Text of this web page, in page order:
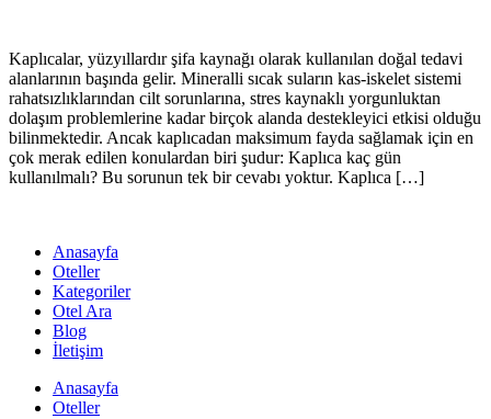
Kaplıcalar, yüzyıllardır şifa kaynağı olarak kullanılan doğal tedavi
alanlarının başında gelir. Mineralli sıcak suların kas-iskelet sistemi
rahatsızlıklarından cilt sorunlarına, stres kaynaklı yorgunluktan
dolaşım problemlerine kadar birçok alanda destekleyici etkisi olduğu
bilinmektedir. Ancak kaplıcadan maksimum fayda sağlamak için en
çok merak edilen konulardan biri şudur: Kaplıca kaç gün
kullanılmalı? Bu sorunun tek bir cevabı yoktur. Kaplıca […]
Anasayfa
Oteller
Kategoriler
Otel Ara
Blog
İletişim
Anasayfa
Oteller